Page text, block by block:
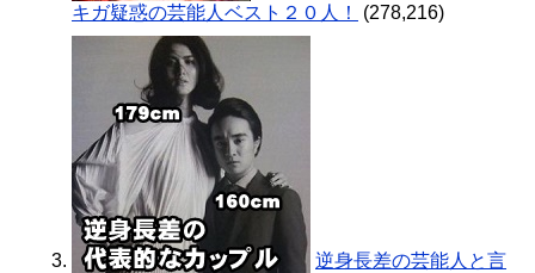
キガ疑惑の芸能人ベスト２０人！
(278,216)
逆身長差の芸能人と言